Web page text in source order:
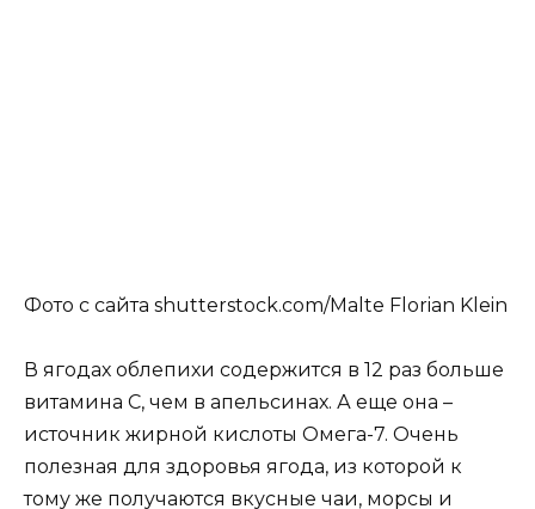
Фото с сайта shutterstock.com/Malte Florian Klein
В ягодах облепихи содержится в 12 раз больше
витамина С, чем в апельсинах. А еще она –
источник жирной кислоты Омега-7. Очень
полезная для здоровья ягода, из которой к
тому же получаются вкусные чаи, морсы и